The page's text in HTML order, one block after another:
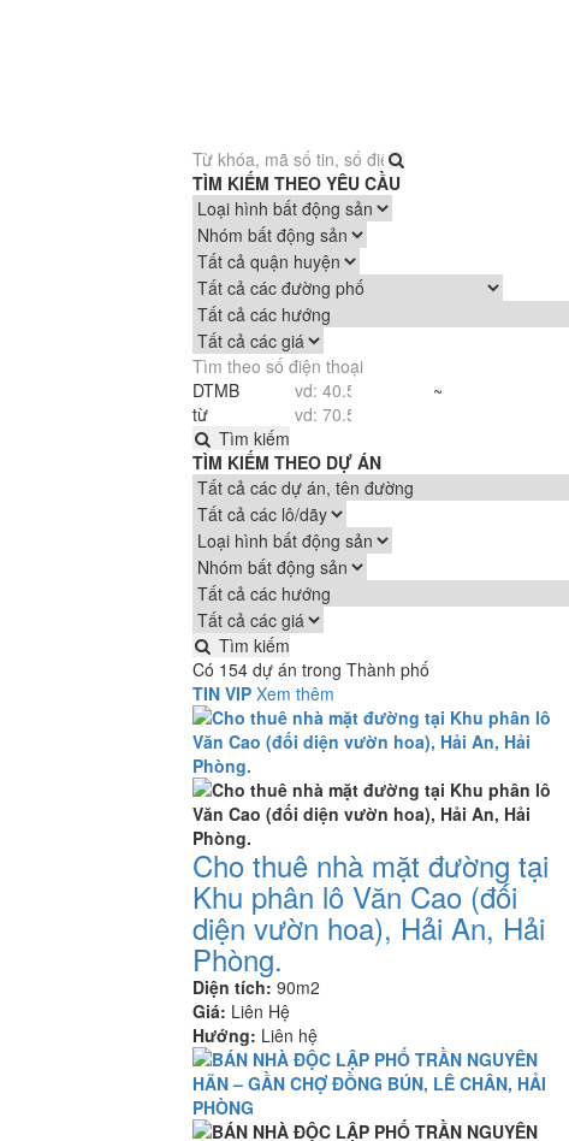
TÌM KIẾM THEO YÊU CẦU
DTMB
từ
~
Tìm kiếm
TÌM KIẾM THEO DỰ ÁN
Tìm kiếm
Có 154 dự án trong Thành phố
TIN VIP Xem thêm
Cho thuê nhà mặt đường tại
Khu phân lô Văn Cao (đối
diện vườn hoa), Hải An, Hải
Phòng.
Diện tích: 90m2
Giá: Liên Hệ
Hướng: Liên hệ